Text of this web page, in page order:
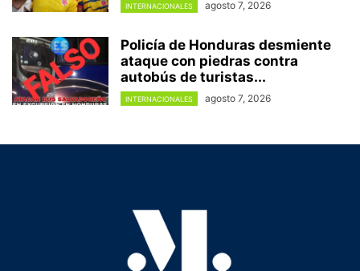
INTERNACIONALES agosto 7, 2026
Policía de Honduras desmiente
ataque con piedras contra
autobús de turistas...
INTERNACIONALES agosto 7, 2026